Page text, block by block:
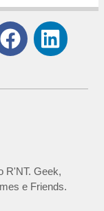
R'NT. Geek,
e Friends.